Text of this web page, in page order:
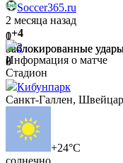
1
Заблокированные
0
Сейвы
0
Заблокированные
3
Сейвы
Soccer365.ru
2 месяца назад
+4
2
Информация о матче
Стадион
Кибунпарк
Санкт-Галлен,
+24°C
солнечно